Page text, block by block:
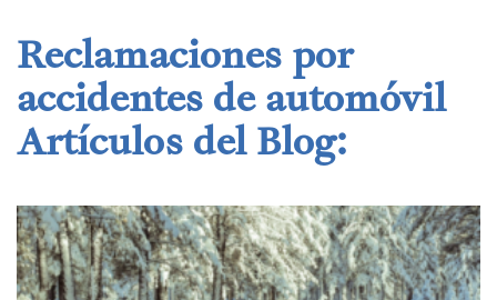
Reclamaciones por
accidentes de automóvil
Artículos del Blog: